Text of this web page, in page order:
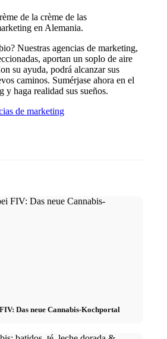
de la crème de las
en Alemania.
Nuestras agencias de marketing,
aportan un soplo de aire
su ayuda, podrá alcanzar sus
caminos. Sumérjase ahora en el
y haga realidad sus sueños.
de marketing
Das neue Cannabis-Kochportal